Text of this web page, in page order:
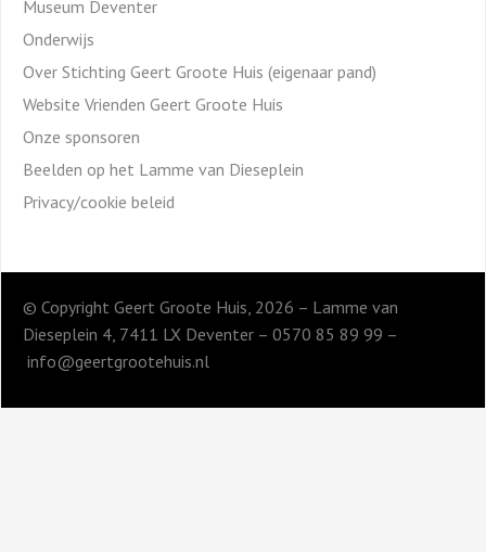
Museum Deventer
Onderwijs
Over Stichting Geert Groote Huis (eigenaar pand)
Website Vrienden Geert Groote Huis
Onze sponsoren
Beelden op het Lamme van Dieseplein
Privacy/cookie beleid
© Copyright Geert Groote Huis, 2026 – Lamme van
Dieseplein 4, 7411 LX Deventer – 0570 85 89 99 –
info@geertgrootehuis.nl